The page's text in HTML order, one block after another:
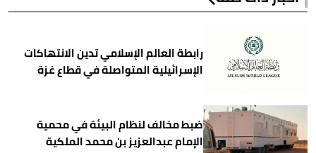
رابطة العالم الإسلامي تدين الانتهاكات
الإسرائيلية المتواصلة في قطاع غزة
ضبط مخالف لنظام البيئة في محمية
الإمام عبدالعزيز بن محمد الملكية